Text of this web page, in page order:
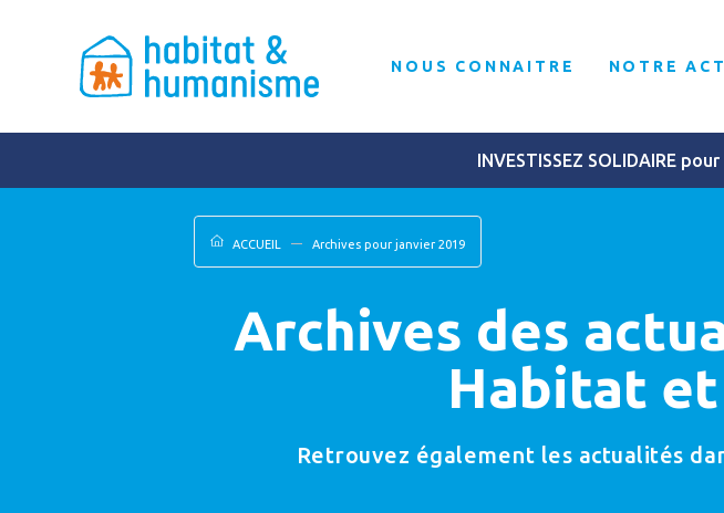
NOUS CONNAITRE NOTRE
INVESTISSEZ SOLIDAIRE
ACCUEIL Archives pour janvier 2019
Archives des
Habitat et
Retrouvez également les actualités